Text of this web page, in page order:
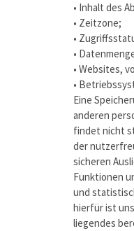
• Inhalt des
• Zeitzone;
•
•
• Websites,
•
Eine
anderen
findet nicht
der
sicheren
Funktionen
und
hierfür ist
liegendes